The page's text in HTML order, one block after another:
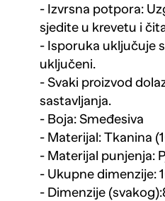
- Izvrsna potpora:
sjedite u krevetu i
- Isporuka uključuje
uključeni.
- Svaki proizvod
sastavljanja.
- Boja: Smeđesiva
- Materijal: Tkanina
- Materijal punjenja:
- Ukupne dimenzije:
- Dimenzije